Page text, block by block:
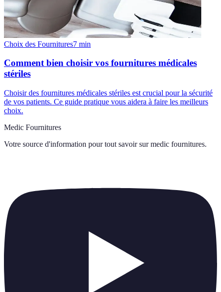
Choix des Fournitures7 min
Comment bien choisir vos fournitures médicales
stériles
Choisir des fournitures médicales stériles est crucial pour la sécurité
de vos patients. Ce guide pratique vous aidera à faire les meilleurs
choix.
Medic Fournitures
Votre source d'information pour tout savoir sur medic fournitures.